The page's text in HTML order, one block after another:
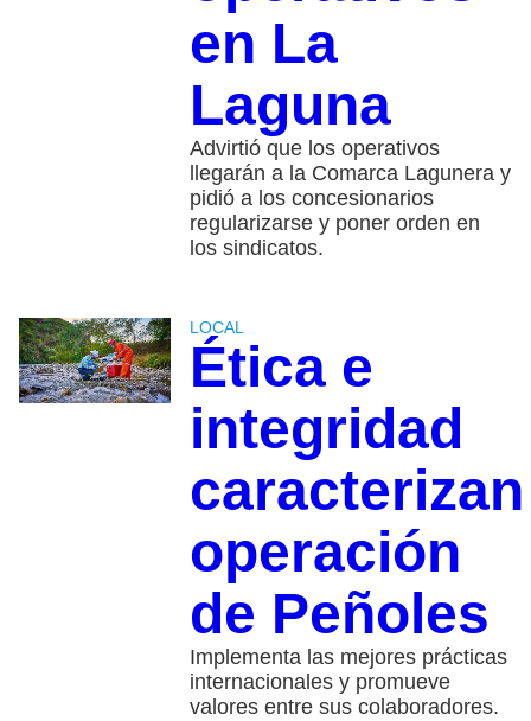
en La
Laguna
Advirtió que los operativos
llegarán a la Comarca Lagunera y
pidió a los concesionarios
regularizarse y poner orden en
los sindicatos.
LOCAL
Ética e
integridad
caracterizan
operación
de Peñoles
Implementa las mejores prácticas
internacionales y promueve
valores entre sus colaboradores.